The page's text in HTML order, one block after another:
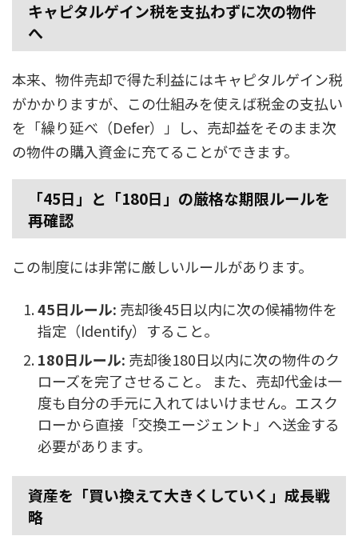
キャピタルゲイン税を支払わずに次の物件
へ
本来、物件売却で得た利益にはキャピタルゲイン税
がかかりますが、この仕組みを使えば税金の支払い
を「繰り延べ（Defer）」し、売却益をそのまま次
の物件の購入資金に充てることができます。
「45日」と「180日」の厳格な期限ルールを
再確認
この制度には非常に厳しいルールがあります。
45日ルール: 売却後45日以内に次の候補物件を
指定（Identify）すること。
180日ルール: 売却後180日以内に次の物件のク
ローズを完了させること。 また、売却代金は一
度も自分の手元に入れてはいけません。エスク
ローから直接「交換エージェント」へ送金する
必要があります。
資産を「買い換えて大きくしていく」成長戦
略